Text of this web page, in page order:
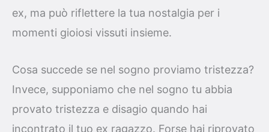
ex, ma può riflettere la tua nostalgia per i
momenti gioiosi vissuti insieme.
Cosa succede se nel sogno proviamo tristezza?
Invece, supponiamo che nel sogno tu abbia
provato tristezza e disagio quando hai
incontrato il tuo ex ragazzo. Forse hai riprovato